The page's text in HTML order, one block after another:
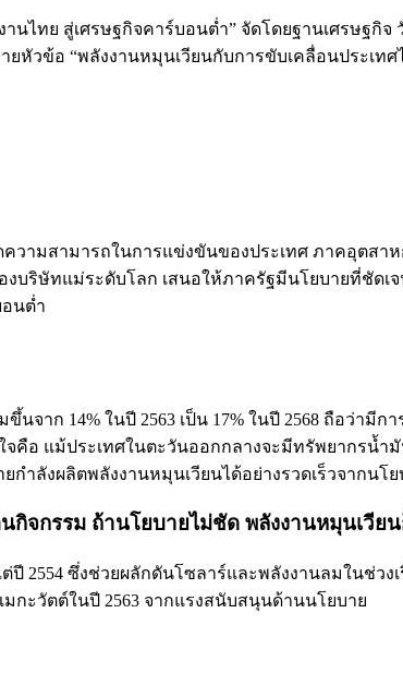
งานไทย สู่เศรษฐกิจคาร์บอนต่ำ” จัดโดยฐานเศรษ
หัวข้อ “พลังงานหมุนเวียนกับการขับเคลื่อนประเ
วามสามารถในการแข่งขันของประเทศ ภาคอุตสา
บริษัทแม่ระดับโลก เสนอให้ภาครัฐมีนโยบายที่ชัดเ
อนต่ำ
นจาก 14% ในปี 2563 เป็น 17% ในปี 2568 ถือว่ามี
คือ แม้ประเทศในตะวันออกกลางจะมีทรัพยากรน้
ำลังผลิตพลังงานหมุนเวียนได้อย่างรวดเร็วจากนโ
กิจกรรม ถ้านโยบายไม่ชัด พลังงานหมุนเวีย
2554 ซึ่งช่วยผลักดันโซลาร์และพลังงานลมในช่วง
มกะวัตต์ในปี 2563 จากแรงสนับสนุนด้านนโยบาย